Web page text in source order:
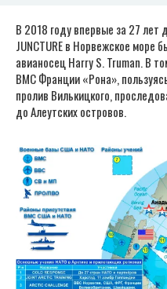
В 2018 году впервые за 27 лет
JUNCTURE в Норвежское море
авианосец Harry S. Truman. В
ВМС Франции «Рона»,
пролив Вилькицкого,
до Алеутских островов.